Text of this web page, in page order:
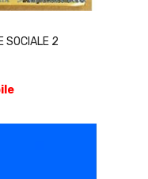
SOCIALE 2